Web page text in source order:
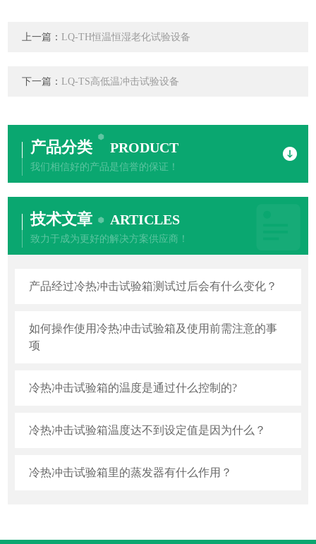
上一篇： LQ-TH恒温恒湿老化试验设备
下一篇： LQ-TS高低温冲击试验设备
产品分类 PRODUCT
我们相信好的产品是信誉的保证！
技术文章 ARTICLES
致力于成为更好的解决方案供应商！
产品经过冷热冲击试验箱测试过后会有什么变化？
如何操作使用冷热冲击试验箱及使用前需注意的事
项
冷热冲击试验箱的温度是通过什么控制的?
冷热冲击试验箱温度达不到设定值是因为什么？
冷热冲击试验箱里的蒸发器有什么作用？